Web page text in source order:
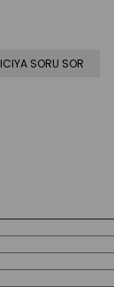
SORU SOR